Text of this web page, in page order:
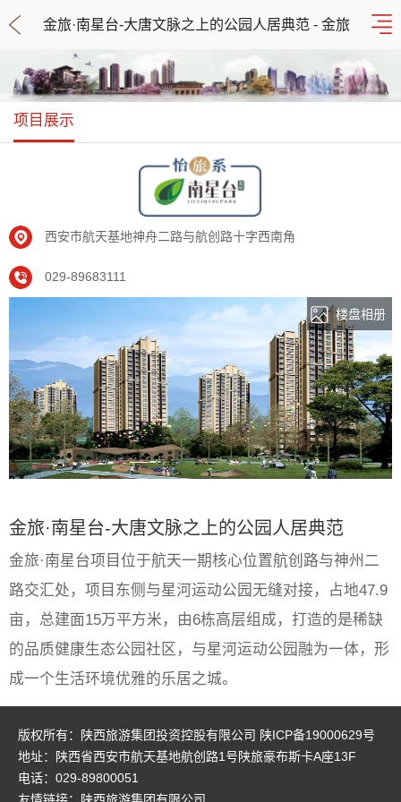
金旅·南星台-大唐文脉之上的公园人居典范 - 金旅
项目展示
西安市航天基地神舟二路与航创路十字西南角
029-89683111
楼盘相册
金旅·南星台-大唐文脉之上的公园人居典范
金旅·南星台项目位于航天一期核心位置航创路与神州二
路交汇处，项目东侧与星河运动公园无缝对接，占地47.9
亩，总建面15万平方米，由6栋高层组成，打造的是稀缺
的品质健康生态公园社区，与星河运动公园融为一体，形
成一个生活环境优雅的乐居之城。
版权所有：陕西旅游集团投资控股有限公司 陕ICP备19000629号
地址：陕西省西安市航天基地航创路1号陕旅豪布斯卡A座13F
电话：029-89800051
友情链接： 陕西旅游集团有限公司